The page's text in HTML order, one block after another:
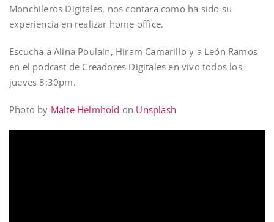
Monchileros Digitales, nos contara como ha sido su
experiencia en realizar home office.
Escucha a Alina Poulain, Hiram Camarillo y a León Ramos
en el podcast de Creadores Digitales en vivo todos los
jueves 8:30pm.
Photo by Malte Helmhold on Unsplash